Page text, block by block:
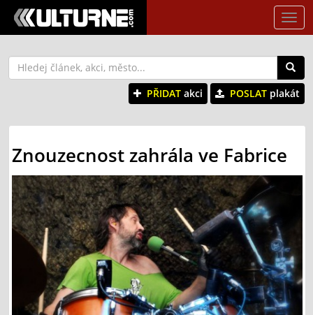
PŘIDAT akci POSLAT plakát
Znouzecnost zahrála ve Fabrice